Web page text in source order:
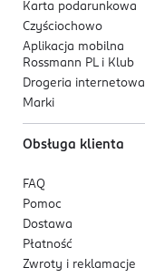
Karta podarunkowa
Czyściochowo
Aplikacja mobilna
Rossmann PL i Klub
Drogeria internetowa
Marki
Obsługa klienta
FAQ
Pomoc
Dostawa
Płatność
Zwroty i reklamacje